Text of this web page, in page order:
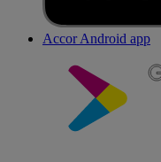
Accor Android app